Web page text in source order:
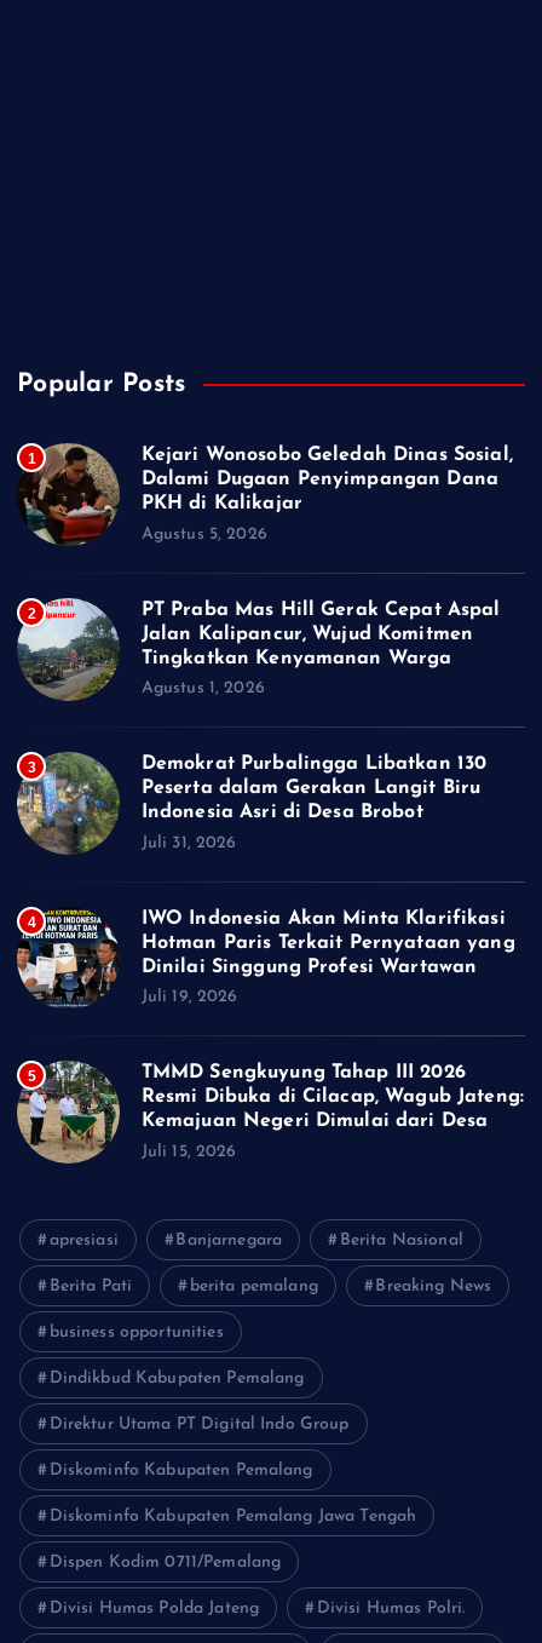
Popular Posts
1
Kejari Wonosobo Geledah Dinas Sosial,
Dalami Dugaan Penyimpangan Dana
PKH di Kalikajar
Agustus 5, 2026
2
PT Praba Mas Hill Gerak Cepat Aspal
Jalan Kalipancur, Wujud Komitmen
Tingkatkan Kenyamanan Warga
Agustus 1, 2026
3
Demokrat Purbalingga Libatkan 130
Peserta dalam Gerakan Langit Biru
Indonesia Asri di Desa Brobot
Juli 31, 2026
4
IWO Indonesia Akan Minta Klarifikasi
Hotman Paris Terkait Pernyataan yang
Dinilai Singgung Profesi Wartawan
Juli 19, 2026
5
TMMD Sengkuyung Tahap III 2026
Resmi Dibuka di Cilacap, Wagub Jateng:
Kemajuan Negeri Dimulai dari Desa
Juli 15, 2026
apresiasi Banjarnegara Berita Nasional
Berita Pati berita pemalang Breaking News
business opportunities
Dindikbud Kabupaten Pemalang
Direktur Utama PT Digital Indo Group
Diskominfo Kabupaten Pemalang
Diskominfo Kabupaten Pemalang Jawa Tengah
Dispen Kodim 0711/Pemalang
Divisi Humas Polda Jateng Divisi Humas Polri.